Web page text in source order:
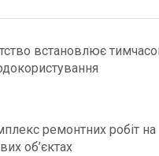
встановлює
ремонтних робіт на
об’єктах